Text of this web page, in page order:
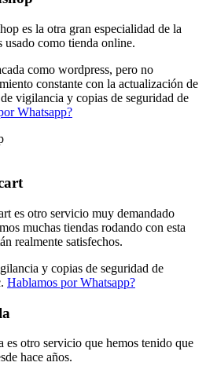
es la otra gran especialidad de la
usado como tienda online.
como wordpress, pero no
constante con la actualización de
vigilancia y copias de seguridad de
Whatsapp?
es otro servicio muy demandado
muchas tiendas rodando con esta
realmente satisfechos.
y copias de seguridad de
Hablamos por Whatsapp?
es otro servicio que hemos tenido que
hace años.